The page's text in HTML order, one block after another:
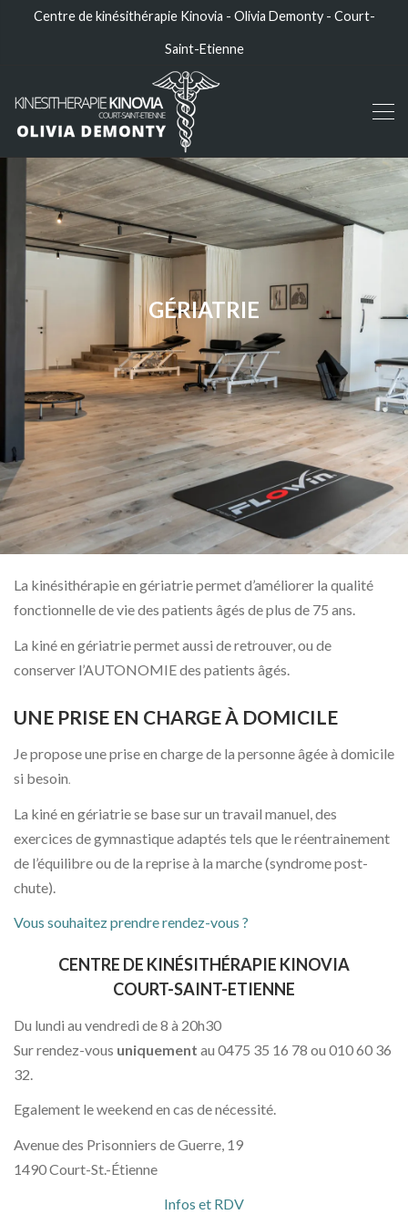
Centre de kinésithérapie Kinovia - Olivia Demonty - Court-
Saint-Etienne
GÉRIATRIE
La kinésithérapie en gériatrie permet d’améliorer la qualité
fonctionnelle de vie des patients âgés de plus de 75 ans.
La kiné en gériatrie permet aussi de retrouver, ou de
conserver l’AUTONOMIE des patients âgés.
UNE PRISE EN CHARGE À DOMICILE
Je propose une prise en charge de la personne âgée à domicile
si besoin.
La kiné en gériatrie se base sur un travail manuel, des
exercices de gymnastique adaptés tels que le réentrainement
de l’équilibre ou de la reprise à la marche (syndrome post-
chute).
Vous souhaitez prendre rendez-vous ?
CENTRE DE KINÉSITHÉRAPIE KINOVIA
COURT-SAINT-ETIENNE
Du lundi au vendredi de 8 à 20h30
Sur rendez-vous uniquement au 0475 35 16 78 ou 010 60 36
32.
Egalement le weekend en cas de nécessité.
Avenue des Prisonniers de Guerre, 19
1490 Court-St.-Étienne
Infos et RDV